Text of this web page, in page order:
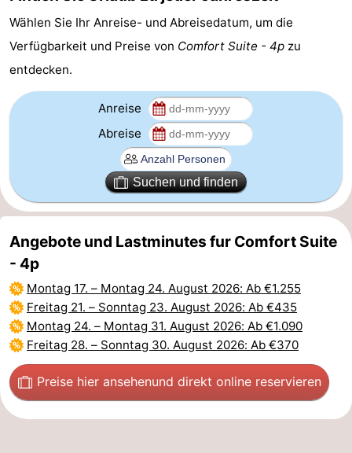
trinken
Praktisch
Route
Küstetram
Medizin
Adressen
Region
Westflandern
-
Brügge
-
Gent
-
Ypern
Die
Wählen Sie Ihr Anreise- und Abreisedatum, um die
Verfügbarkeit und Preise von Comfort Suite - 4p zu
entdecken.
Anreise
Abreise
Suchen und finden
Angebote und Lastminutes fur Comfort Suite
- 4p
Montag 17. – Montag 24. August 2026: Ab €1.255
Freitag 21. – Sonntag 23. August 2026: Ab €435
Montag 24. – Montag 31. August 2026: Ab €1.090
Freitag 28. – Sonntag 30. August 2026: Ab €370
Preise hier ansehenund direkt online reservieren